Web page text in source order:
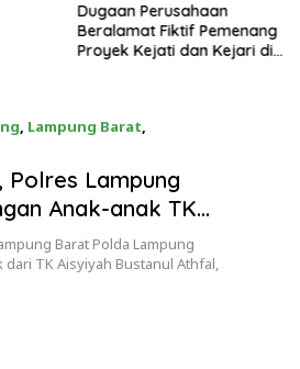
Dugaan Perusahaan
Beralamat Fiktif Pemenang
Proyek Kejati dan Kejari di
Disorot
, Lampung Barat,
Polres Lampung
Anak-anak TK
Barat Polda Lampung
TK Aisyiyah Bustanul Athfal,